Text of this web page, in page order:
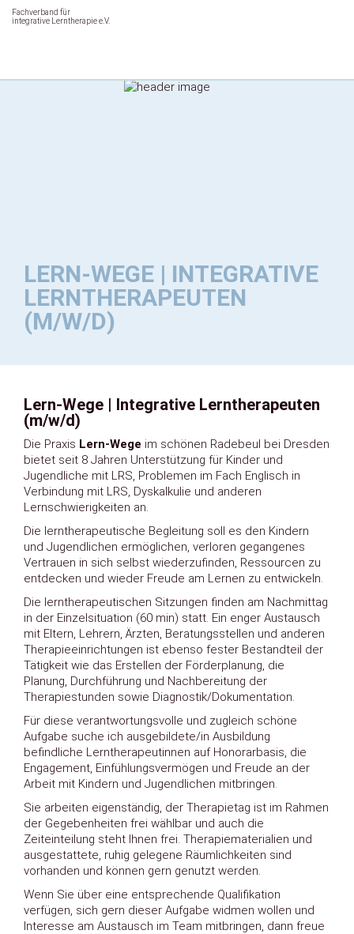
Fachverband für
integrative Lerntherapie e.V.
LERN-WEGE | INTEGRATIVE
LERNTHERAPEUTEN
(M/W/D)
Lern-Wege | Integrative Lerntherapeuten
(m/w/d)
Die Praxis Lern-Wege im schönen Radebeul bei Dresden
bietet seit 8 Jahren Unterstützung für Kinder und
Jugendliche mit LRS, Problemen im Fach Englisch in
Verbindung mit LRS, Dyskalkulie und anderen
Lernschwierigkeiten an.
Die lerntherapeutische Begleitung soll es den Kindern
und Jugendlichen ermöglichen, verloren gegangenes
Vertrauen in sich selbst wiederzufinden, Ressourcen zu
entdecken und wieder Freude am Lernen zu entwickeln.
Die lerntherapeutischen Sitzungen finden am Nachmittag
in der Einzelsituation (60 min) statt. Ein enger Austausch
mit Eltern, Lehrern, Ärzten, Beratungsstellen und anderen
Therapieeinrichtungen ist ebenso fester Bestandteil der
Tätigkeit wie das Erstellen der Förderplanung, die
Planung, Durchführung und Nachbereitung der
Therapiestunden sowie Diagnostik/Dokumentation.
Für diese verantwortungsvolle und zugleich schöne
Aufgabe suche ich ausgebildete/in Ausbildung
befindliche Lerntherapeutinnen auf Honorarbasis, die
Engagement, Einfühlungsvermögen und Freude an der
Arbeit mit Kindern und Jugendlichen mitbringen.
Sie arbeiten eigenständig, der Therapietag ist im Rahmen
der Gegebenheiten frei wählbar und auch die
Zeiteinteilung steht Ihnen frei. Therapiematerialien und
ausgestattete, ruhig gelegene Räumlichkeiten sind
vorhanden und können gern genutzt werden.
Wenn Sie über eine entsprechende Qualifikation
verfügen, sich gern dieser Aufgabe widmen wollen und
Interesse am Austausch im Team mitbringen, dann freue